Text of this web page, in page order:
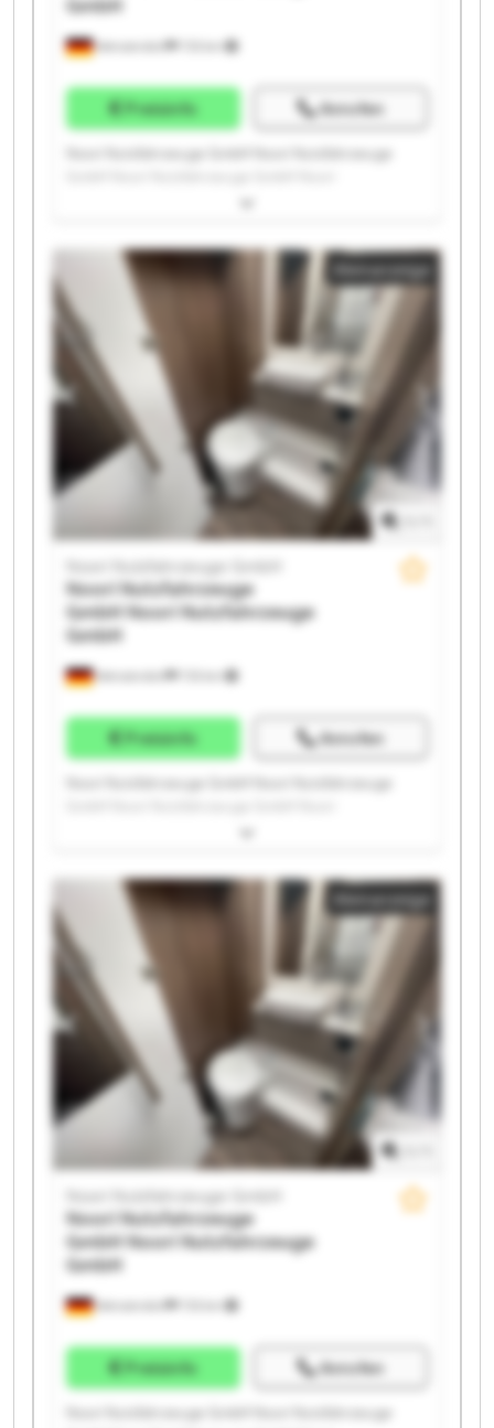
Wenzendorf
GmbH
Preisinfo Anrufen
Noori Nutzfahrzeuge GmbH Noori Nutzfahrzeuge
Nutzfahrzeuge GmbH Noori Nutzfahrzeuge GmbH
GmbH Noori Nutzfahrzeuge GmbH Noori
Nutzfahrzeuge GmbH Noori Nutzfahrzeuge GmbH
Noori Nutzfahrzeuge GmbH Noori Nutzfahrzeuge
GmbH Noori Nutzfahrzeuge GmbH Noori
Nutzfahrzeuge GmbH Noori Nutzfahrzeuge GmbH
Noori Nutzfahrzeuge GmbH Noori Nutzfahrzeuge
GmbH Noori Nutzfahrzeuge GmbH Noori
Nutzfahrzeuge GmbH Noori Nutzfahrzeuge GmbH
Kleinanzeige
Wenzendorf
Noori Nutzfahrzeuge GmbH
Noori Nutzfahrzeuge
GmbHNoori Nutzfahrzeuge
GmbH
Preisinfo Anrufen
Noori Nutzfahrzeuge GmbH Noori Nutzfahrzeuge
Nutzfahrzeuge GmbH Noori Nutzfahrzeuge GmbH
GmbH Noori Nutzfahrzeuge GmbH Noori
Nutzfahrzeuge GmbH Noori Nutzfahrzeuge GmbH
Noori Nutzfahrzeuge GmbH Noori Nutzfahrzeuge
GmbH Noori Nutzfahrzeuge GmbH Noori
Nutzfahrzeuge GmbH Noori Nutzfahrzeuge GmbH
Noori Nutzfahrzeuge GmbH Noori Nutzfahrzeuge
GmbH Noori Nutzfahrzeuge GmbH Noori
Nutzfahrzeuge GmbH Noori Nutzfahrzeuge GmbH
Kleinanzeige
Wenzendorf
Noori Nutzfahrzeuge GmbH
Noori Nutzfahrzeuge
GmbHNoori Nutzfahrzeuge
GmbH
Preisinfo Anrufen